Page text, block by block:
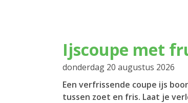
Ijscoupe met
donderdag 20 augustus 2026
Een verfrissende coupe ijs
tussen zoet en fris. Laat je